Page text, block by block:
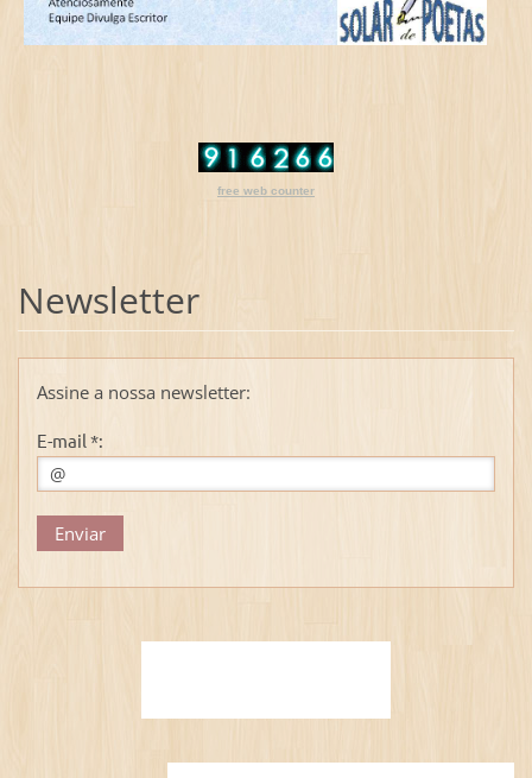
free web counter
Newsletter
Assine a nossa newsletter:
E-mail *: